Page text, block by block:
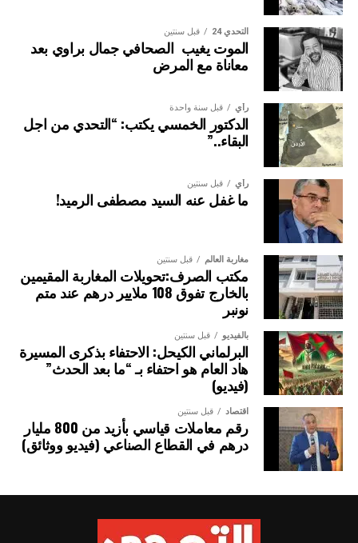
التحدي 24 قبل سنتين
الموت يغيب الصحافي جمال براوي بعد
معاناة مع المرض
رأي قبل سنة واحدة
الدكتور الخمسي يكتب: “التحدي من اجل
البقاء..”
رأي قبل سنتين
ما غفل عنه السيد مصطفى الرميد!
مغاربة العالم قبل سنتين
مكتب الصرف:تحويلات المغاربة المقيمين
بالخارج تفوق 108 ملايير درهم عند متم
نونبر
بالفيديو قبل سنتين
البرلماني الكيحل: الاحتفاء بذكرى المسيرة
هاد العام هو احتفاء بـ “ما بعد الحدث”
(فيديو)
اقتصاد قبل سنتين
رقم معاملات قياسي بأزيد من 800 مليار
درهم في القطاع الصناعي (فيديو ووثائق)